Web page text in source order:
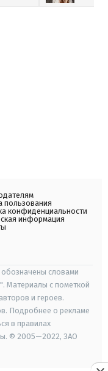
пользования
конфиденциальности
информация
словами
Материалы с пометкой
и героев.
Подробнее о рекламе
в правилах
© 2005—2022, ЗАО